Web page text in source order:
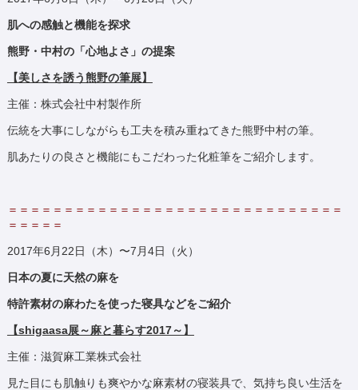
肌への感触と機能を探求
熊野・中村の「心地よさ」の提案
【美しさを誘う熊野の筆展】
主催：株式会社中村製作所
伝統を大事にしながらも工夫を積み重ねてきた熊野中村の筆。
肌あたりの良さと機能にもこだわった化粧筆をご紹介します。
＝＝＝＝＝＝＝＝＝＝＝＝＝＝＝＝＝＝＝＝＝＝＝＝＝＝＝＝＝＝
＝＝＝＝＝
2017年6月22日（木）〜7月4日（火）
日本の夏に天然の麻を
特許素材の麻わたを使った寝具などをご紹介
【shigaasa展～麻と暮らす2017～】
主催：滋賀麻工業株式会社
見た目にも肌触りも爽やかな麻素材の寝装具で、気持ち良い生活を